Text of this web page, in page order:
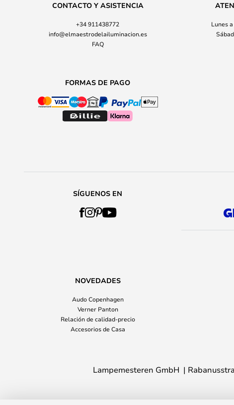
CONTACTO Y ASISTENCIA
+34 911438772
info@elmaestrodelailuminacion.es
FAQ
Lunes
FORMAS DE PAGO
SÍGUENOS EN
NOVEDADES
Audo Copenhagen
Verner Panton
Relación de calidad-precio
Accesorios de Casa
Lampemesteren GmbH